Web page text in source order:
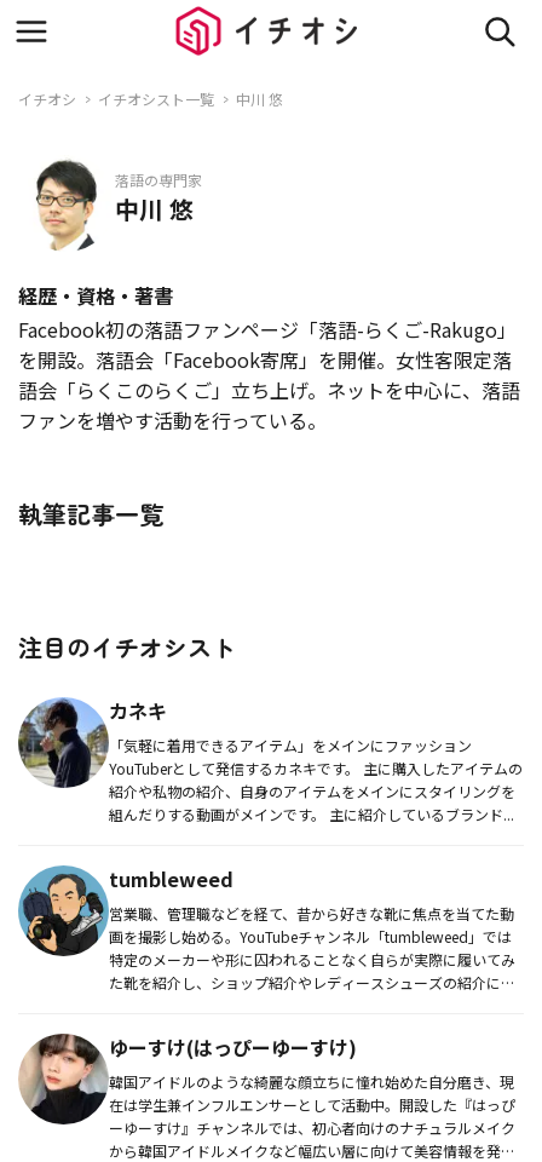
イチオシ イチオシスト一覧 中川 悠
落語の専門家
中川 悠
経歴・資格・著書
Facebook初の落語ファンページ「落語-らくご-Rakugo」
を開設。落語会「Facebook寄席」を開催。女性客限定落
語会「らくこのらくご」立ち上げ。ネットを中心に、落語
ファンを増やす活動を行っている。
執筆記事一覧
注目のイチオシスト
カネキ
「気軽に着用できるアイテム」をメインにファッション
YouTuberとして発信するカネキです。 主に購入したアイテムの
紹介や私物の紹介、自身のアイテムをメインにスタイリングを
組んだりする動画がメインです。 主に紹介しているブランド...
tumbleweed
営業職、管理職などを経て、昔から好きな靴に焦点を当てた動
画を撮影し始める。YouTubeチャンネル「tumbleweed」では
特定のメーカーや形に囚われることなく自らが実際に履いてみ
た靴を紹介し、ショップ紹介やレディースシューズの紹介にも
ゆーすけ(はっぴーゆーすけ)
韓国アイドルのような綺麗な顔立ちに憧れ始めた自分磨き、現
在は学生兼インフルエンサーとして活動中。開設した『はっぴ
ーゆーすけ』チャンネルでは、初心者向けのナチュラルメイク
から韓国アイドルメイクなど幅広い層に向けて美容情報を発信